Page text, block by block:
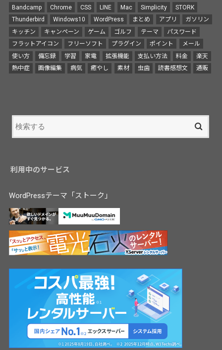
Bandcamp Chrome CSS LINE Mac Simplicity
STORK
Thunderbird
Windows10 WordPress まとめ アプリ
ガソリン
キッチン
キャンペーン ゲーム ゴルフ テーマ
パスワード
フラットアイコン
フリーソフト プラグイン ポイント
メール
使い方
備忘録 学習 家電 拡張機能 支払い方法 料金
楽天
熱中症
画像編集 病気 癒やし 素材 虫歯 読書感想文 通販
利用中のサービス
WordPressテーマ「ストーク」